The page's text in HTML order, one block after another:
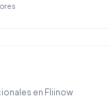
en Fliinow